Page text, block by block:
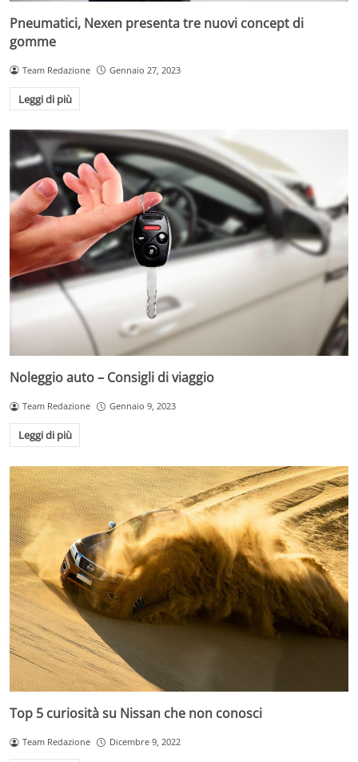
Pneumatici, Nexen presenta tre nuovi concept di
gomme
Team Redazione Gennaio 27, 2023
Leggi di più
Noleggio auto – Consigli di viaggio
Team Redazione Gennaio 9, 2023
Leggi di più
Top 5 curiosità su Nissan che non conosci
Team Redazione Dicembre 9, 2022